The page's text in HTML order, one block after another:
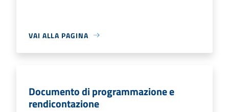
VAI ALLA PAGINA
Documento di programmazione e
rendicontazione